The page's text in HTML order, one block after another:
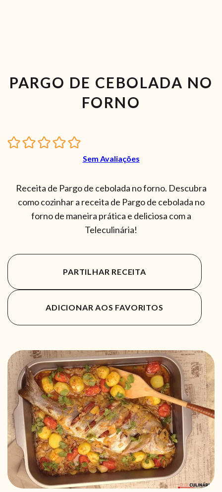
PARGO DE CEBOLADA NO
FORNO
Sem Avaliações
Receita de Pargo de cebolada no forno. Descubra
como cozinhar a receita de Pargo de cebolada no
forno de maneira prática e deliciosa com a
Teleculinária!
PARTILHAR RECEITA
ADICIONAR AOS FAVORITOS